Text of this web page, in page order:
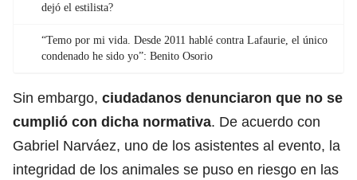
dejó el estilista?
“Temo por mi vida. Desde 2011 hablé contra Lafaurie, el único
condenado he sido yo”: Benito Osorio
Sin embargo, ciudadanos denunciaron que no se
cumplió con dicha normativa. De acuerdo con
Gabriel Narváez, uno de los asistentes al evento, la
integridad de los animales se puso en riesgo en las